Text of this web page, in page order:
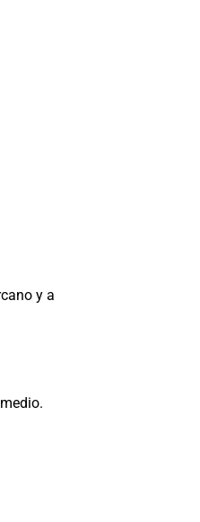
y a